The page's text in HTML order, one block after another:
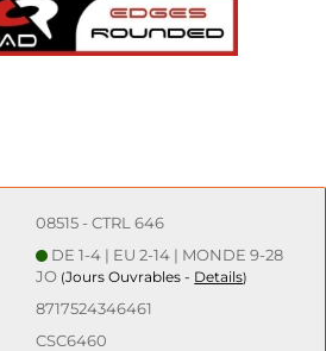
08515 - CTRL 646
DE 1-4 | EU 2-14 | MONDE 9-28
JO (Jours Ouvrables - Details)
8717524346461
CSC6460